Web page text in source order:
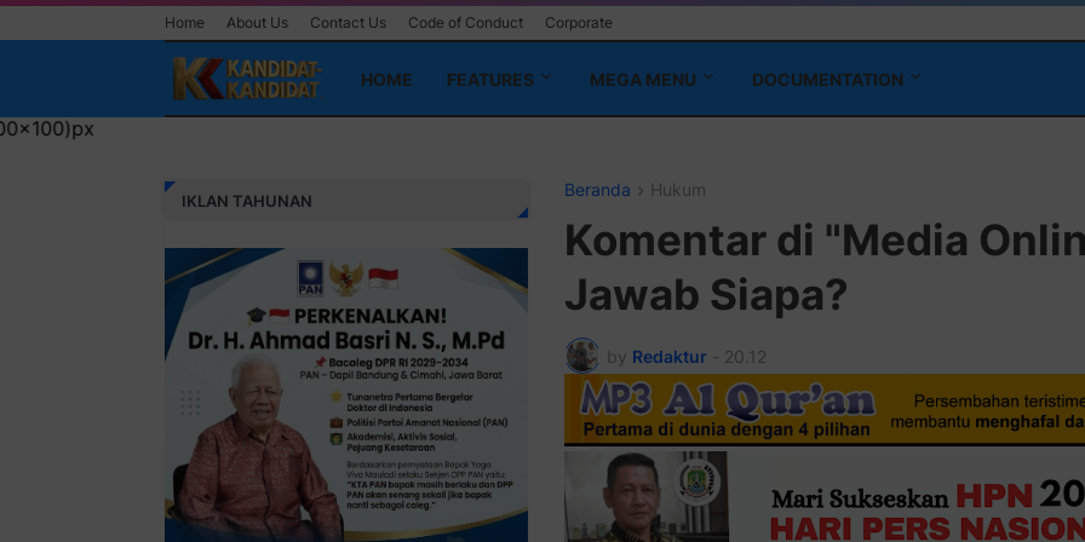
Home About Us Contact Us Code of Conduct Corporate
HOME FEATURES MEGA MENU DOCUMENTATION
Beranda Hukum
Komentar di "Media
Jawab Siapa?
by Redaktur - 20.12
IKLAN TAHUNAN